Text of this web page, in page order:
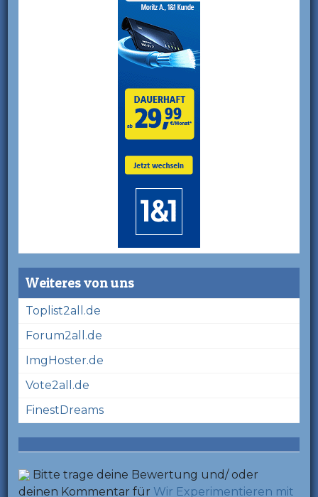
Weiteres von uns
Toplist2all.de
Forum2all.de
ImgHoster.de
Vote2all.de
FinestDreams
Bitte trage deine Bewertung und/ oder
deinen Kommentar für Wir Experimentieren mit